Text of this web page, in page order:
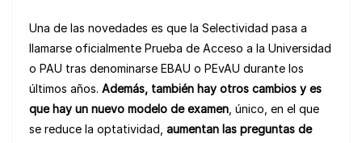
Una de las novedades es que la Selectividad pasa a
llamarse oficialmente Prueba de Acceso a la Universidad
o PAU tras denominarse EBAU o PEvAU durante los
últimos años. Además, también hay otros cambios y es
que hay un nuevo modelo de examen, único, en el que
se reduce la optatividad, aumentan las preguntas de